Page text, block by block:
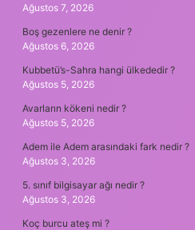
Ağustos 7, 2026
Boş gezenlere ne denir ?
Ağustos 6, 2026
Kubbetü’s-Sahra hangi ülkededir ?
Ağustos 5, 2026
Avarların kökeni nedir ?
Ağustos 5, 2026
Adem ile Adem arasındaki fark nedir ?
Ağustos 3, 2026
5. sınıf bilgisayar ağı nedir ?
Ağustos 3, 2026
Koç burcu ateş mi ?